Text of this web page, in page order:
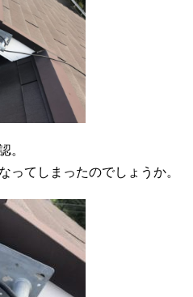
。
ってしまったのでしょうか。